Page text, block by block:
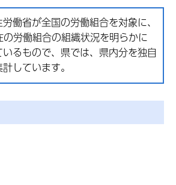
働省が全国の労働組合を対象に、
労働組合の組織状況を明らかに
るもので、県では、県内分を独自
しています。